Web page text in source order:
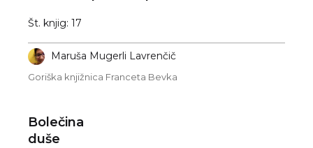
Št. knjig: 17
Maruša Mugerli Lavrenčič
Goriška knjižnica Franceta Bevka
Bolečina
duše